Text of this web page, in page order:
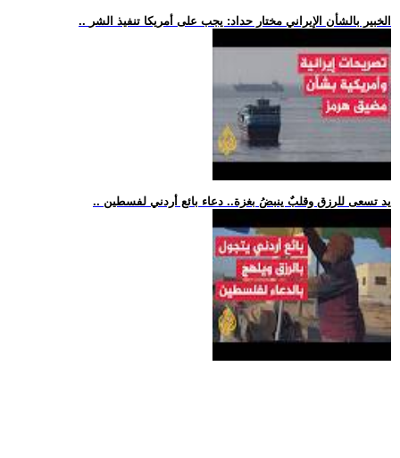
.. الخبير بالشأن الإيراني مختار حداد: يجب على أمريكا تنفيذ الشر
.. يد تسعى للرزق وقلبٌ ينبضُ بغزة.. دعاء بائع أردني لفسطين